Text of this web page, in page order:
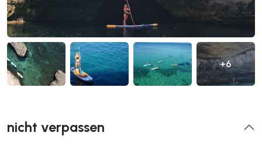
+6
nicht verpassen